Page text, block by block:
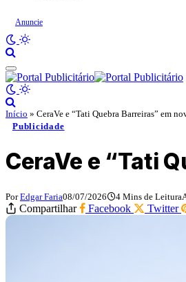
Anuncie
Início » CeraVe e “Tati Quebra Barreiras” em
Publicidade
CeraVe e “Tati
Por Edgar Faria08/07/2026 4 Mins de Leitura
Compartilhar Facebook Twitter